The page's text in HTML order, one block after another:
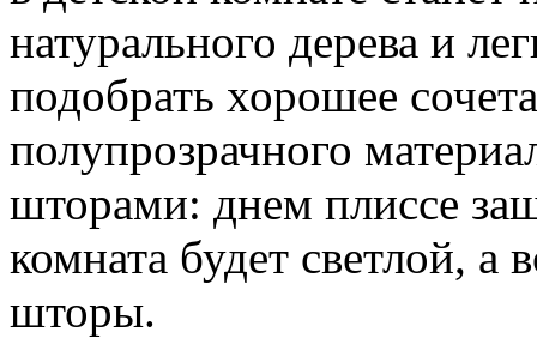
натурального дерева и
подобрать хорошее
полупрозрачного
шторами: днем плиссе
комната будет светлой,
шторы.